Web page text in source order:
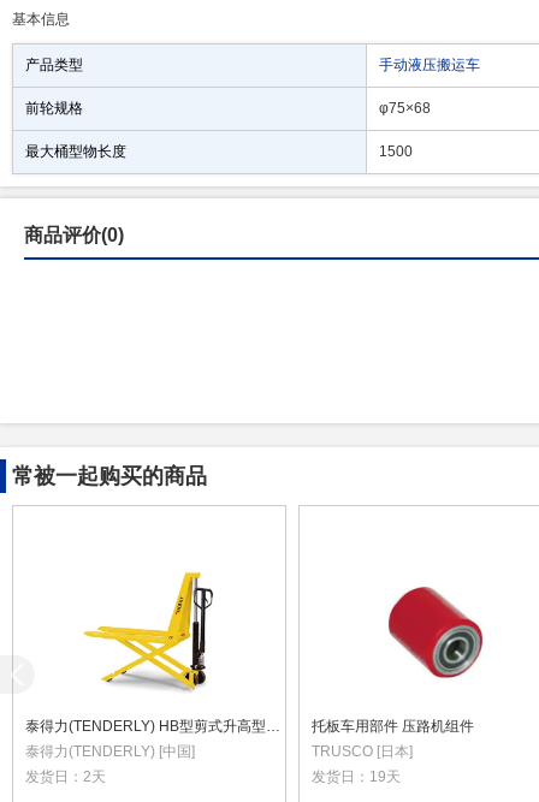
基本信息
产品类型 手动液压搬运车
前轮规格 φ75×68
最大桶型物长度 1500
商品评价(0)
常被一起购买的商品
泰得力(TENDERLY) HB型剪式升高型手动液压搬运车
泰得力(TENDERLY) [中国]
发货日： 2天
托板车用部件 压路机组件
TRUSCO [日本]
发货日： 19天